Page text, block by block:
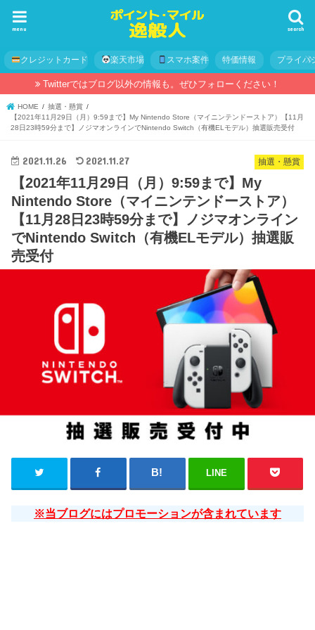
search
menu
クレジットカード 楽天市場 スマホ案件 特価情報 プライバ
Twitterではブログ以外の情報も。ぜひフォローください！
HOME
抽選・懸賞
【2021年11月29日（月）9:59まで】My Nintendo Store（マイニンテンドーストア）【11月
28日23時59分まで】ノジマオンラインでNintendo Switch（有機ELモデル）抽選販売受付
抽選・懸賞
2021.11.26 2021.11.27
【2021年11月29日（月）9:59まで】My
Nintendo Store（マイニンテンドーストア）
【11月28日23時59分まで】ノジマオンライン
でNintendo Switch（有機ELモデル）抽選販
売受付
LINE
※当ブログにはプロモーションが含まれています